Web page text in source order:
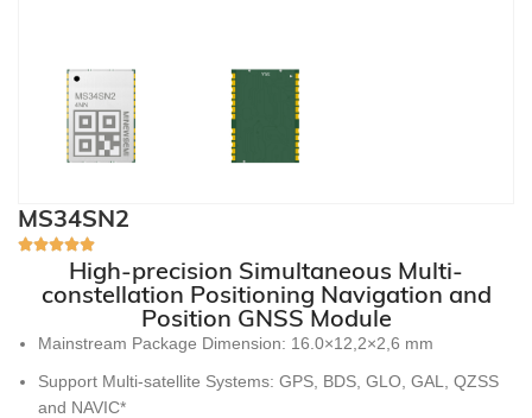
MS34SN2
High-precision Simultaneous Multi-
constellation Positioning Navigation and
Position GNSS Module
Mainstream Package Dimension: 16.0×12,2×2,6 mm
Support Multi-satellite Systems: GPS, BDS,GLO ,GAL ,QZSS
and NAVIC*